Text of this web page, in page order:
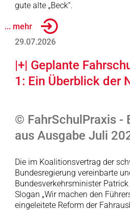
gute alte „Beck“.
... mehr
29.07.2026
|+| Geplante
1: Ein Überblick der
© FahrSchulPraxis -
aus Ausgabe Juli
Die im Koalitionsvertrag der
Bundesregierung vereinbarte
Bundesverkehrsminister
Slogan „Wir machen den
eingeleitete Reform der